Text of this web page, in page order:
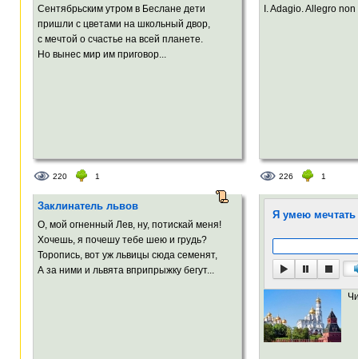
Сентябрьским утром в Беслане дети
пришли с цветами на школьный двор,
с мечтой о счастье на всей планете.
Но вынес мир им приговор...
220 1
I. Adagio. Allegro non
226 1
Заклинатель львов
О, мой огненный Лев, ну, потискай меня!
Хочешь, я почешу тебе шею и грудь?
Торопись, вот уж львицы сюда семенят,
А за ними и львята вприпрыжку бегут...
Я умею мечтать